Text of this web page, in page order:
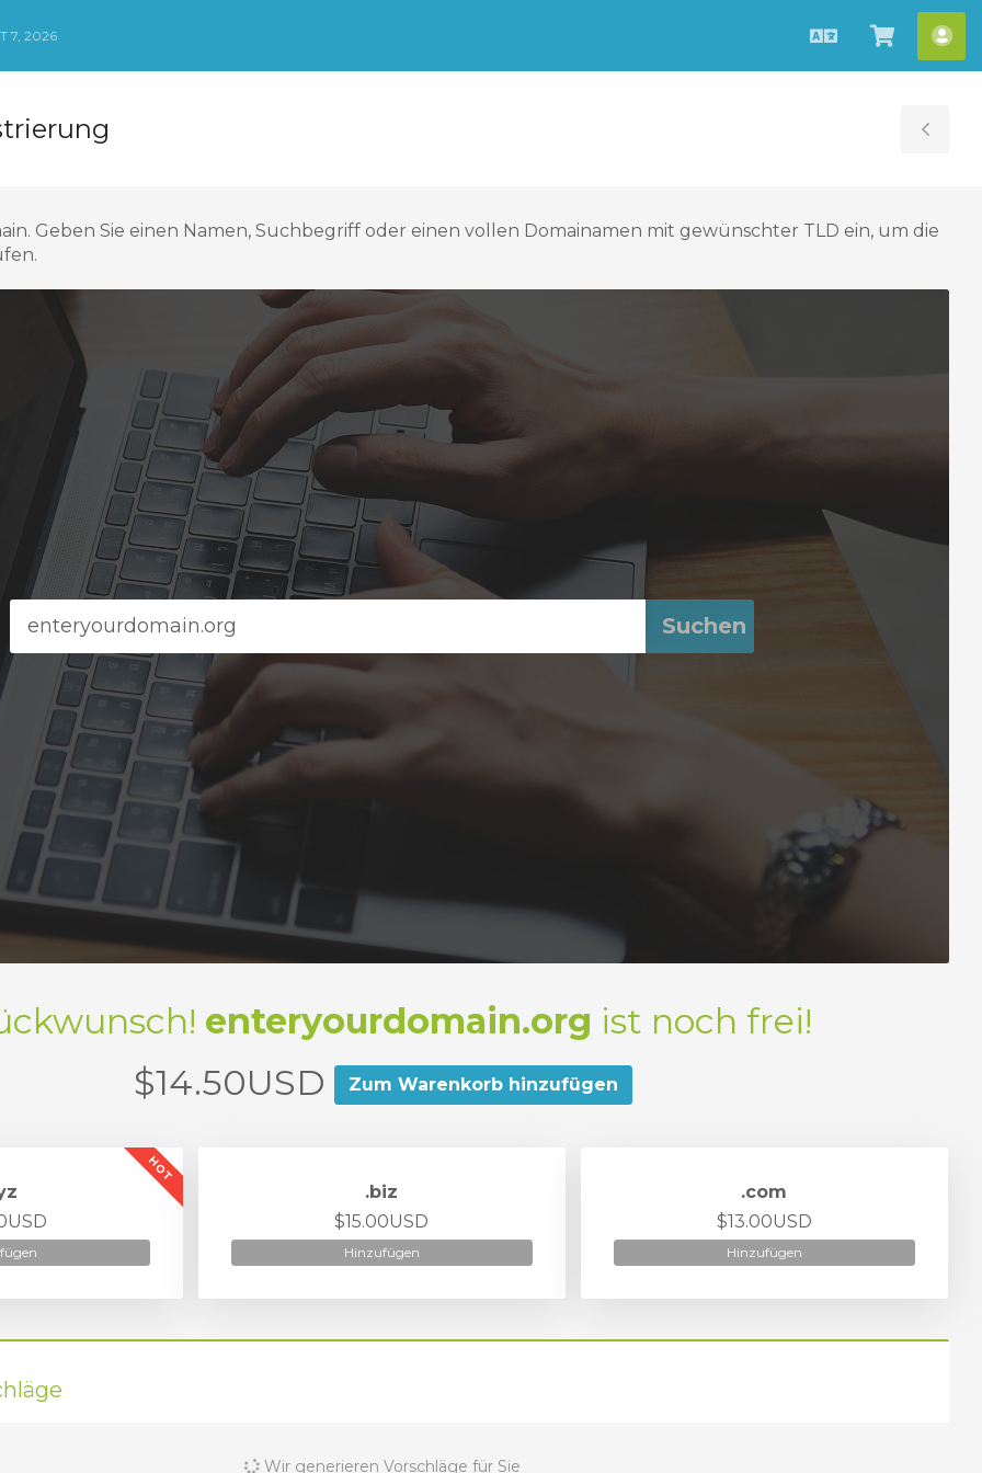
7, 2026
Deutsch
ansehen
Geben Sie einen Namen, Suchbegriff oder einen vollen Domainamen mit gewünschter TLD ein, um die
Suchen
enteryourdomain.org ist noch frei!
$14.50USD
Zum Warenkorb hinzufügen
HOT
.biz
$15.00USD
Hinzufügen
.com
$13.00USD
Hinzufügen
Wir generieren Vorschläge für Sie